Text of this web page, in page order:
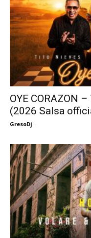
OYE CORAZON
(2026 Salsa
GresoDj -